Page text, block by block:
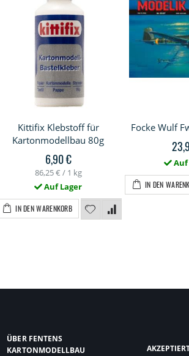
Kittifix Klebstoff für
Kartonmodellbau 80g
6,90 €
86,25 € / 1 kg
Auf Lager
IN DEN WARENKORB
Focke Wulf
Auf
IN DEN
ÜBER FENTENS
KARTONMODELLBAU